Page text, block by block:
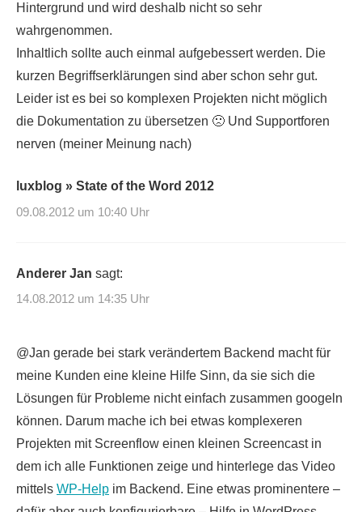
Hintergrund und wird deshalb nicht so sehr
wahrgenommen.
Inhaltlich sollte auch einmal aufgebessert werden. Die
kurzen Begriffserklärungen sind aber schon sehr gut.
Leider ist es bei so komplexen Projekten nicht möglich
die Dokumentation zu übersetzen 🙁 Und Supportforen
nerven (meiner Meinung nach)
luxblog » State of the Word 2012
09.08.2012 um 10:40 Uhr
Anderer Jan sagt:
14.08.2012 um 14:35 Uhr
@Jan gerade bei stark verändertem Backend macht für
meine Kunden eine kleine Hilfe Sinn, da sie sich die
Lösungen für Probleme nicht einfach zusammen googeln
können. Darum mache ich bei etwas komplexeren
Projekten mit Screenflow einen kleinen Screencast in
dem ich alle Funktionen zeige und hinterlege das Video
mittels WP-Help im Backend. Eine etwas prominentere –